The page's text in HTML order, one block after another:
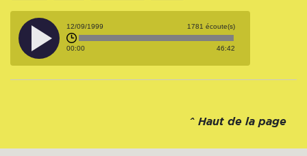
12/09/1999 1781 écoute(s)
00:00 46:42
^ Haut de la page